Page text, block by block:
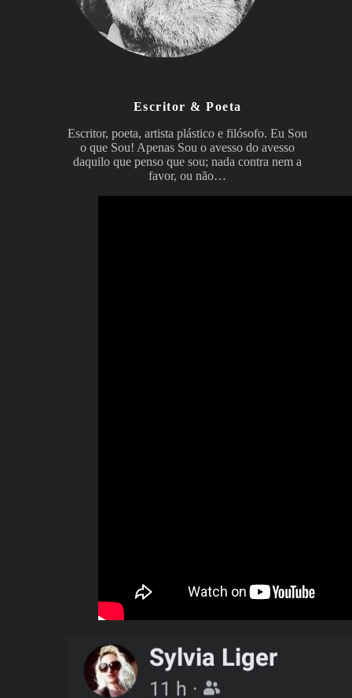
Escritor & Poeta
Escritor, poeta, artista plástico e filósofo. Eu Sou
o que Sou! Apenas Sou o avesso do avesso
daquilo que penso que sou; nada contra nem a
favor, ou não…